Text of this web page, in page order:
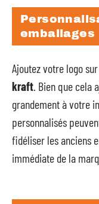
emballages
Ajoutez votre logo
kraft . Bien que
grandement à votre
personnalisés
fidéliser les anciens
immédiate de la